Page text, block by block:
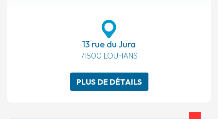
13 rue du Jura
71500 LOUHANS
PLUS DE DÉTAILS